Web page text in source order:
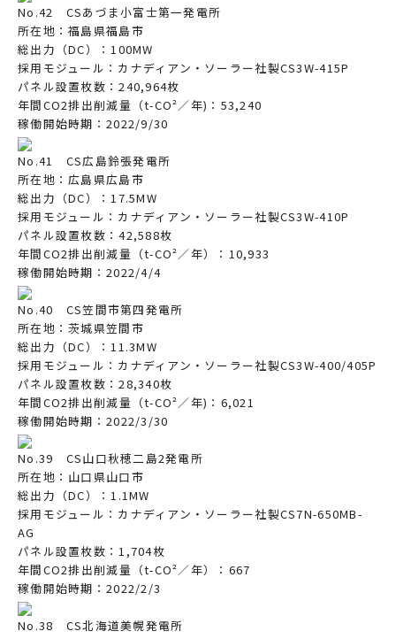
No.42 CSあづま小富士第一発電所
所在地：福島県福島市
総出力（DC）：100MW
採用モジュール：カナディアン・ソーラー社製CS3W-415P
パネル設置枚数：240,964枚
年間CO2排出削減量（t-CO²／年)：53,240
稼働開始時期：2022/9/30
No.41 CS広島鈴張発電所
所在地：広島県広島市
総出力（DC）：17.5MW
採用モジュール：カナディアン・ソーラー社製CS3W-410P
パネル設置枚数：42,588枚
年間CO2排出削減量（t-CO²／年）：10,933
稼働開始時期：2022/4/4
No.40 CS笠間市第四発電所
所在地：茨城県笠間市
総出力（DC）：11.3MW
採用モジュール：カナディアン・ソーラー社製CS3W-400/405P
パネル設置枚数：28,340枚
年間CO2排出削減量（t-CO²／年)：6,021
稼働開始時期：2022/3/30
No.39 CS山口秋穂二島2発電所
所在地：山口県山口市
総出力（DC）：1.1MW
採用モジュール：カナディアン・ソーラー社製CS7N-650MB-
AG
パネル設置枚数：1,704枚
年間CO2排出削減量（t-CO²／年）：667
稼働開始時期：2022/2/3
No.38 CS北海道美幌発電所